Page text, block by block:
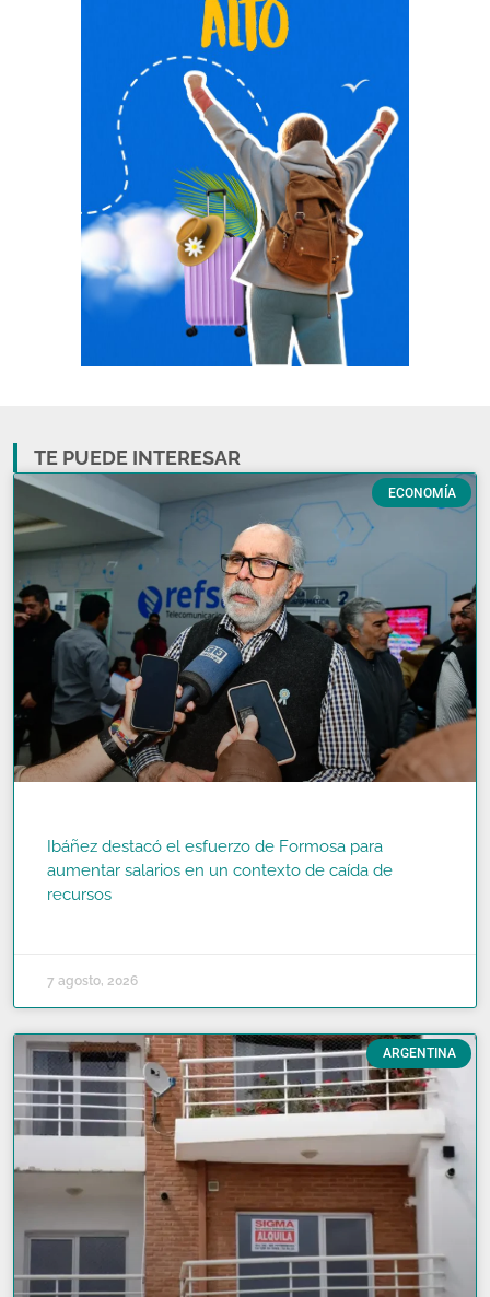
TE PUEDE INTERESAR
ECONOMÍA
Ibáñez destacó el esfuerzo de Formosa para
aumentar salarios en un contexto de caída de
recursos
7 agosto, 2026
ARGENTINA